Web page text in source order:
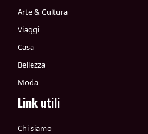
Arte & Cultura
Viaggi
Casa
Bellezza
Moda
Link utili
Chi siamo